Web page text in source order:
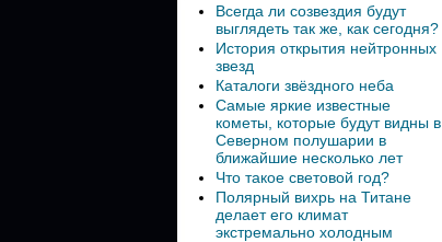
Всегда ли созвездия будут
выглядеть так же, как сегодня?
История открытия нейтронных
звезд
Каталоги звёздного неба
Самые яркие известные
кометы, которые будут видны в
Северном полушарии в
ближайшие несколько лет
Что такое световой год?
Полярный вихрь на Титане
делает его климат
экстремально холодным